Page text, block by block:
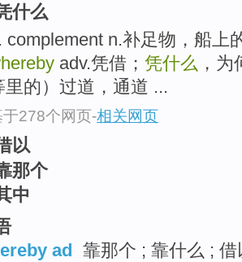
什么
complement n.补足物，船上
adv.凭借； 凭什么 ，
里的）过道，通道 ...
于278个网页-相关网页
以
那个
中
ad 靠那个 ; 靠什么 ;